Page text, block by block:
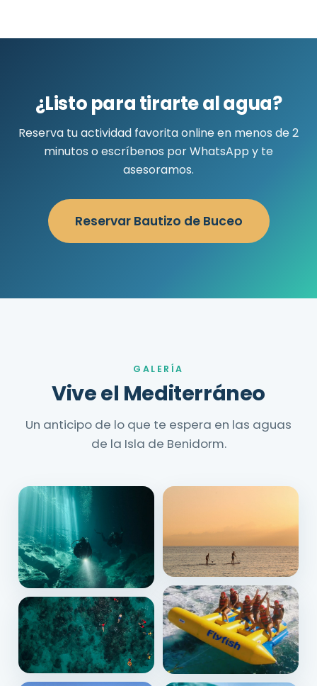
¿Listo para tirarte al agua?
Reserva tu actividad favorita online en menos de 2
minutos o escríbenos por WhatsApp y te
asesoramos.
Reservar Bautizo de Buceo
GALERÍA
Vive el Mediterráneo
Un anticipo de lo que te espera en las aguas
de la Isla de Benidorm.